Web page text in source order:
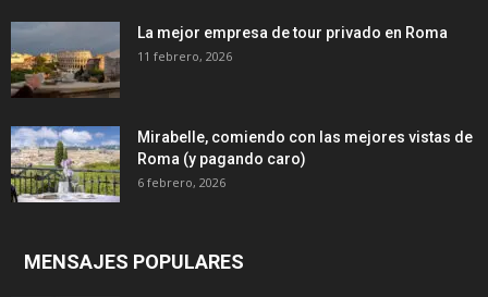
La mejor empresa de tour privado en Roma
11 febrero, 2026
Mirabelle, comiendo con las mejores vistas de
Roma (y pagando caro)
6 febrero, 2026
MENSAJES POPULARES